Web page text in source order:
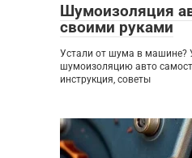
Шумоизоляция
своими руками
Устали от шума в машине?
шумоизоляцию авто
инструкция, советы